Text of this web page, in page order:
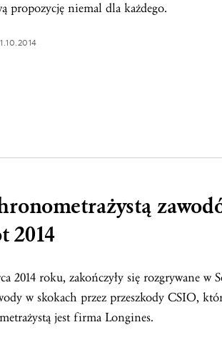
propozycję niemal dla każdego.
2014
2014 roku, zakończyły się rozgrywane w
w skokach przez przeszkody CSIO,
jest firma Longines.